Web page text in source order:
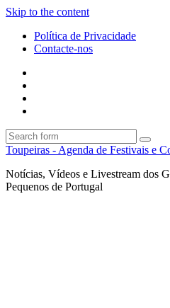
Skip to the content
Política de Privacidade
Contacte-nos
Search
Toupeiras - Agenda de Festivais e
Notícias, Vídeos e Livestream dos
Pequenos de Portugal